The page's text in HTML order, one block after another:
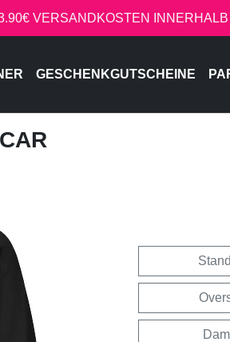
VERSANDKOSTEN
GESCHENKGUTSCHEINE